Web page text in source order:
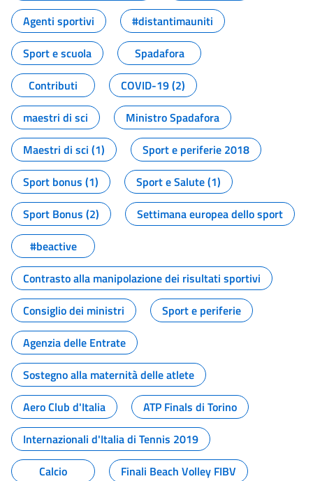
Agenti sportivi
#distantimauniti
Sport e scuola
Spadafora
Contributi
COVID-19 (2)
maestri di sci
Ministro Spadafora
Maestri di sci (1)
Sport e periferie 2018
Sport bonus (1)
Sport e Salute (1)
Sport Bonus (2)
Settimana europea dello sport
#beactive
Contrasto alla manipolazione dei risultati sportivi
Consiglio dei ministri
Sport e periferie
Agenzia delle Entrate
Sostegno alla maternità delle atlete
Aero Club d'Italia
ATP Finals di Torino
Internazionali d'Italia di Tennis 2019
Calcio
Finali Beach Volley FIBV